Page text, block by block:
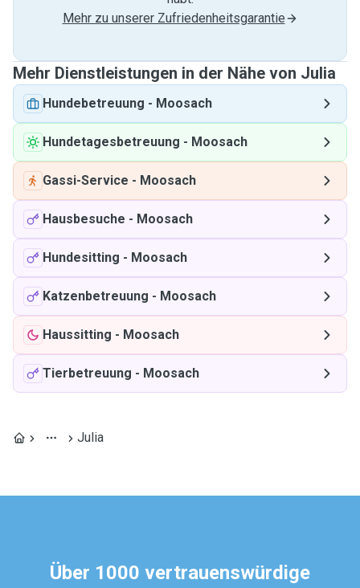
Mehr zu unserer Zufriedenheitsgarantie
Mehr Dienstleistungen in der Nähe von Julia
Hundebetreuung - Moosach
Hundetagesbetreuung - Moosach
Gassi-Service - Moosach
Hausbesuche - Moosach
Hundesitting - Moosach
Katzenbetreuung - Moosach
Haussitting - Moosach
Tierbetreuung - Moosach
Julia
Über 1000 vertrauenswürdige